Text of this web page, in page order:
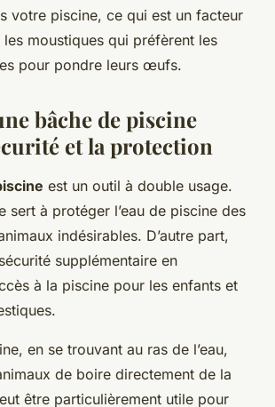
votre piscine, ce qui est un facteur
moustiques qui préfèrent les
pour pondre leurs œufs.
bâche de piscine
et la protection
est un outil à double usage.
sert à protéger l’eau de piscine des
indésirables. D’autre part,
supplémentaire en
à la piscine pour les enfants et
en se trouvant au ras de l’eau,
de boire directement de la
être particulièrement utile pour